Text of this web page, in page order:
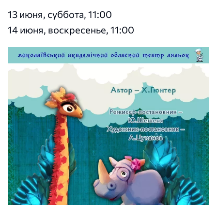
13 июня, суббота, 11:00
14 июня, воскресенье, 11:00